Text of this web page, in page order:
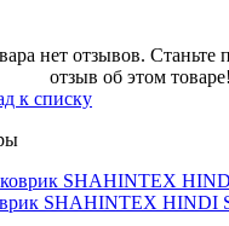
нет отзывов. Станьте
отзыв об этом товаре!
к списку
SHAHINTEX HINDI